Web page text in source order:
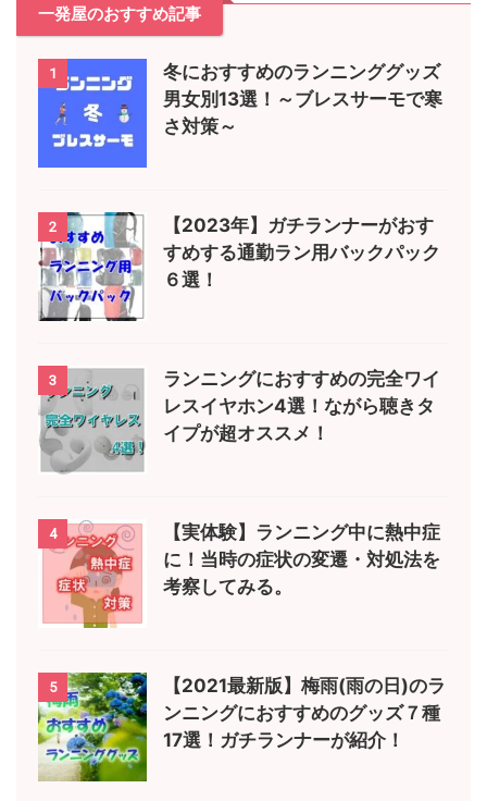
一発屋のおすすめ記事
1
冬におすすめのランニンググッズ
男女別13選！～ブレスサーモで寒
さ対策～
2
【2023年】ガチランナーがおす
すめする通勤ラン用バックパック
６選！
3
ランニングにおすすめの完全ワイ
レスイヤホン4選！ながら聴きタ
イプが超オススメ！
4
【実体験】ランニング中に熱中症
に！当時の症状の変遷・対処法を
考察してみる。
5
【2021最新版】梅雨(雨の日)のラ
ンニングにおすすめのグッズ７種
17選！ガチランナーが紹介！